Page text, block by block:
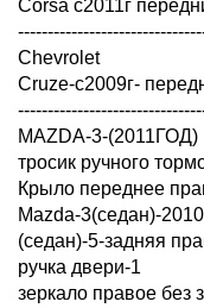
Corsa с2011г
Chevrolet
Cruze-с2009г-
MAZDA-3-(2011ГОД)
тросик ручного
Крыло переднее
Mazda-3(седан)-
(седан)-5-задняя
ручка двери-1
зеркало правое без